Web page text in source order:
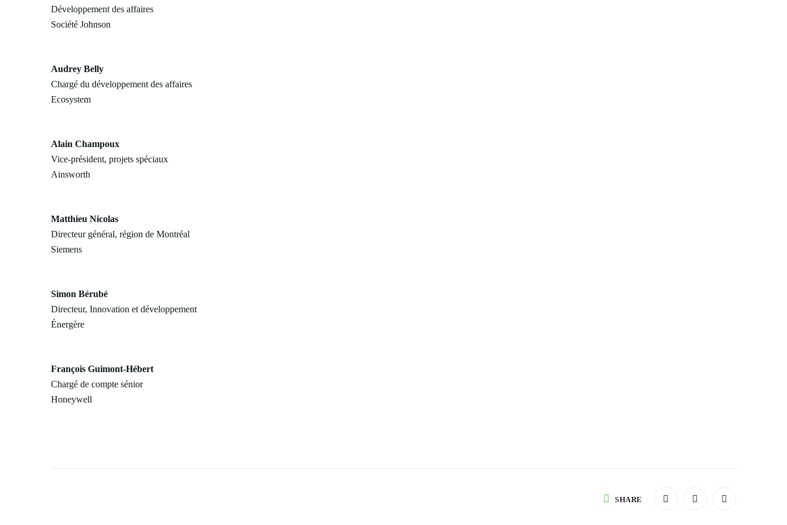
Développement des affaires
Société Johnson
Audrey Belly
Chargé du développement des affaires
Ecosystem
Alain Champoux
Vice-président, projets spéciaux
Ainsworth
Matthieu Nicolas
Directeur général, région de Montréal
Siemens
Simon Bérubé
Directeur, Innovation et développement
Énergère
François Guimont-Hébert
Chargé de compte sénior
Honeywell
SHARE